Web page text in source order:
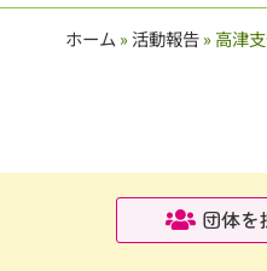
ホーム»活動報告»高津
団体を